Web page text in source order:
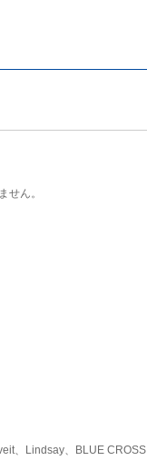
せん。
、Lindsay、BLUE CROSS